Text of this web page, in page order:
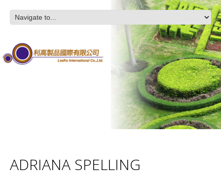
ADRIANA SPELLING